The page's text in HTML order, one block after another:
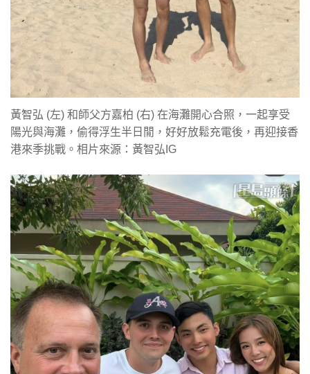
黃智弘 (左) 和師父方嘉柏 (右) 在海灘開心合照，一起享受
陽光與海灘，偷得浮生半日閒，好好放鬆充電後，再迎接香
港來季挑戰。相片來源：黃智弘IG